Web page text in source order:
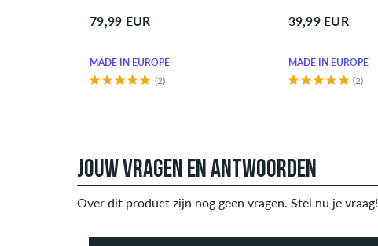
79,99 EUR
MADE IN EUROPE
(2)
39,99 EUR
MADE IN EUROPE
(2)
JOUW VRAGEN EN ANTWOORDEN
Over dit product zijn nog geen vragen. Stel nu je vraag!